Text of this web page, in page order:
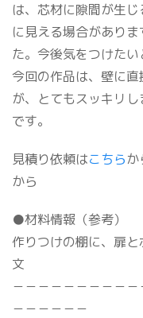
は、芯材に隙間が生
に見える場合があり
た。今後気をつけたい
今回の作品は、壁に
が、とてもスッキリ
です。
見積り依頼はこちら
から
●材料情報（参考）
作りつけの棚に、扉
文
－－－－－－－－－
－－－－－－